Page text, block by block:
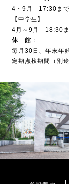
4・9月 17:30ま
【中学生】
4月～9月 18:30
休 館：
毎月30日、年末年
定期点検期間（別途